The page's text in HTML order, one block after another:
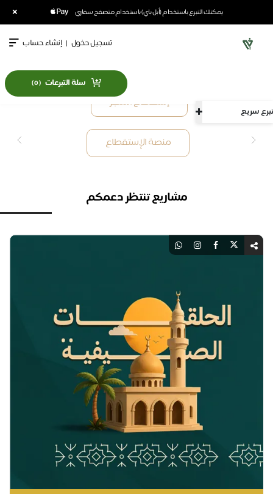
يمكنك التبرع باستخدام (أبل باي) باستخدام متصفح سفاري
تسجيل دخول | إنشاء حساب
سلة التبرعات (
0
)
مشاريع تنتظر دعمكم